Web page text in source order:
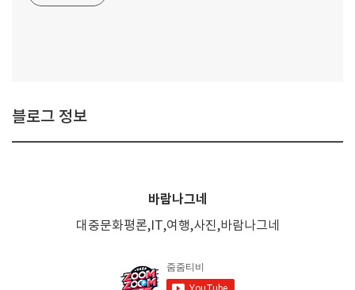
블로그 정보
바람나그네
대중문화평론,IT,여행,사진,바람나그네